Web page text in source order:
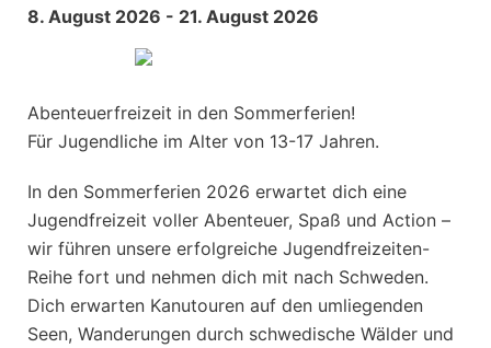
8. August 2026 - 21. August 2026
Abenteuerfreizeit in den Sommerferien!
Für Jugendliche im Alter von 13-17 Jahren.
In den Sommerferien 2026 erwartet dich eine
Jugendfreizeit voller Abenteuer, Spaß und Action –
wir führen unsere erfolgreiche Jugendfreizeiten-
Reihe fort und nehmen dich mit nach Schweden.
Dich erwarten Kanutouren auf den umliegenden
Seen, Wanderungen durch schwedische Wälder und